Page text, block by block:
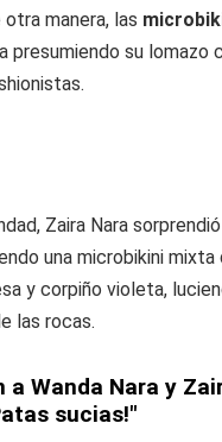
manera, las
presumiendo su lomazo
Zaira Nara
una microbikini mixta
y corpiño violeta,
las rocas.
a Wanda Nara y
sucias!"